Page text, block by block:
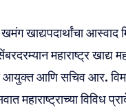
खमंग खाद्यपदार्थांचा आस्वाद
महाराष्ट्र
आयुक्त आणि सचिव आर.
महाराष्ट्राच्या विविध